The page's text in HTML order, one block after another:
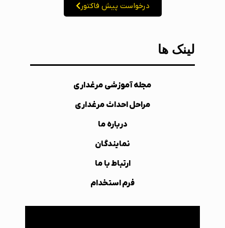
درخواست پیش فاکتور
لینک ها
مجله آموزشی مرغداری
مراحل احداث مرغداری
درباره ما
نمایندگان
ارتباط با ما
فرم استخدام